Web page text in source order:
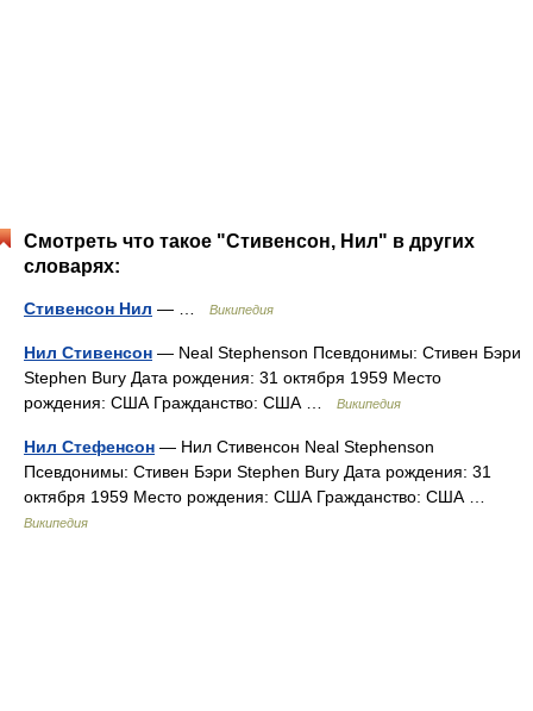
Смотреть что такое "Стивенсон, Нил" в других
словарях:
Стивенсон Нил — … Википедия
Нил Стивенсон — Neal Stephenson Псевдонимы: Стивен Бэри
Stephen Bury Дата рождения: 31 октября 1959 Место
рождения: США Гражданство: США …
Википедия
Нил Стефенсон — Нил Стивенсон Neal Stephenson
Псевдонимы: Стивен Бэри Stephen Bury Дата рождения: 31
октября 1959 Место рождения: США Гражданство: США …
Википедия